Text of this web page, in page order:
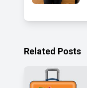
Related Posts